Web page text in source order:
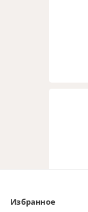
Избранное